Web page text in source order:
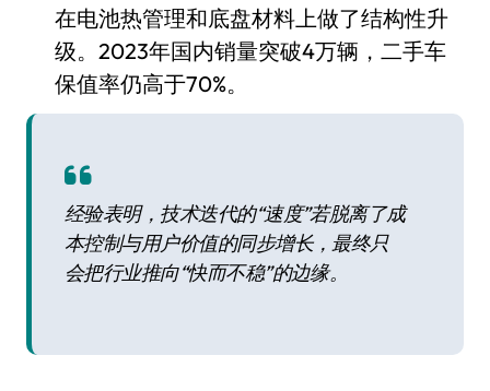
在电池热管理和底盘材料上做了结构性升
级。2023年国内销量突破4万辆，二手车
保值率仍高于70%。
经验表明，技术迭代的“速度”若脱离了成
本控制与用户价值的同步增长，最终只
会把行业推向“快而不稳”的边缘。